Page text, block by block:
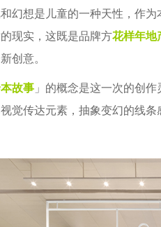
幻想是儿童的一种天性，作
的现实，这既是品牌方花样年地
创意。
故事」的概念是这一次的创作
觉传达元素，抽象变幻的线条